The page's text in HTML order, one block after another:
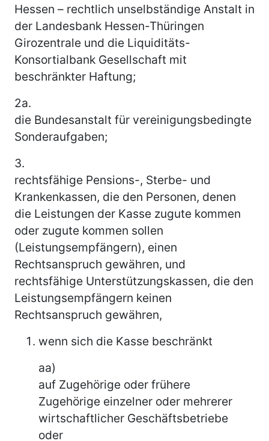
Hessen – rechtlich unselbständige Anstalt in
der Landesbank Hessen-Thüringen
Girozentrale und die Liquiditäts-
Konsortialbank Gesellschaft mit
beschränkter Haftung;
2a.
die Bundesanstalt für vereinigungsbedingte
Sonderaufgaben;
3.
rechtsfähige Pensions-, Sterbe- und
Krankenkassen, die den Personen, denen
die Leistungen der Kasse zugute kommen
oder zugute kommen sollen
(Leistungsempfängern), einen
Rechtsanspruch gewähren, und
rechtsfähige Unterstützungskassen, die den
Leistungsempfängern keinen
Rechtsanspruch gewähren,
wenn sich die Kasse beschränkt
aa)
auf Zugehörige oder frühere
Zugehörige einzelner oder mehrerer
wirtschaftlicher Geschäftsbetriebe
oder